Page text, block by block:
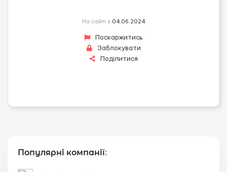
На сайті з 04.06.2024
Поскаржитись
Заблокувати
Поділитися
Популярні компанії: